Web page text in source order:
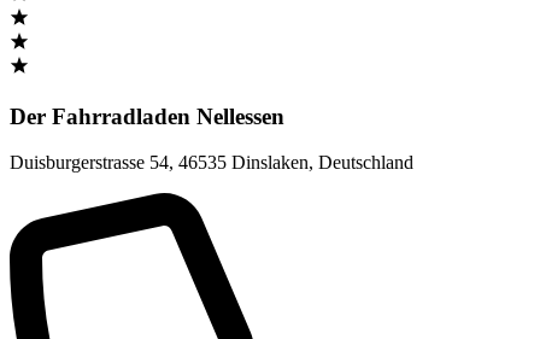
Der Fahrradladen Nellessen
Duisburgerstrasse 54, 46535 Dinslaken, Deutschland